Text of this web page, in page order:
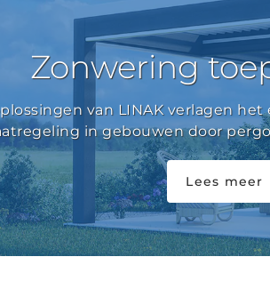
Zonwering
van LINAK verlagen
in gebouwen door
Lees meer